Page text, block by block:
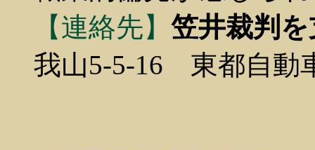
【連絡先】 笠井裁判
我山5-5-16 東都自動